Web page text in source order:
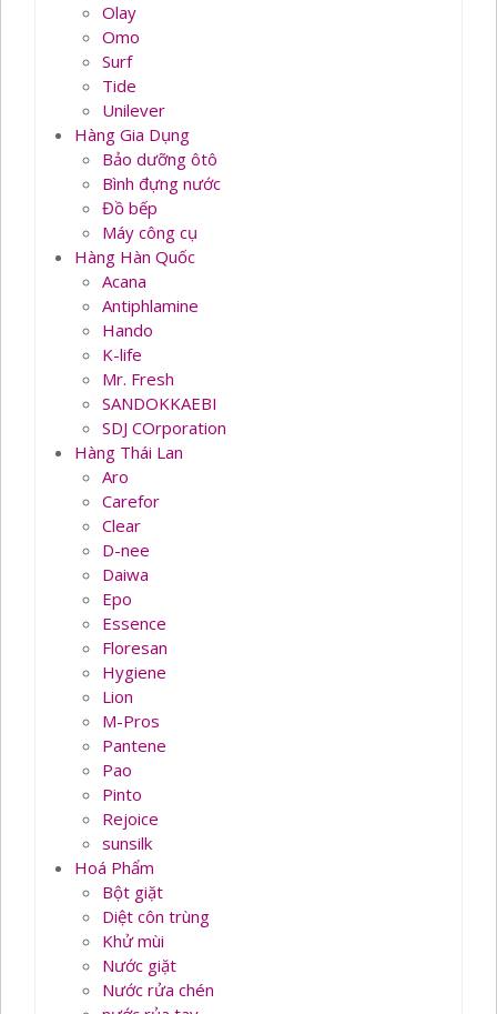
Olay
Omo
Surf
Tide
Unilever
Hàng Gia Dụng
Bảo dưỡng ôtô
Bình đựng nước
Đồ bếp
Máy công cụ
Hàng Hàn Quốc
Acana
Antiphlamine
Hando
K-life
Mr. Fresh
SANDOKKAEBI
SDJ COrporation
Hàng Thái Lan
Aro
Carefor
Clear
D-nee
Daiwa
Epo
Essence
Floresan
Hygiene
Lion
M-Pros
Pantene
Pao
Pinto
Rejoice
sunsilk
Hoá Phẩm
Bột giặt
Diệt côn trùng
Khử mùi
Nước giặt
Nước rửa chén